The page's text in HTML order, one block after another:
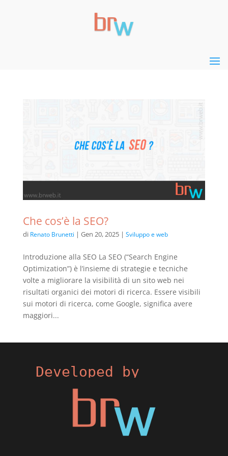
Che cos’è la SEO?
di Renato Brunetti | Gen 20, 2025| Sviluppo e web
Introduzione alla SEO La SEO (“Search Engine
Optimization”) è l’insieme di strategie e tecniche
volte a migliorare la visibilità di un sito web nei
risultati organici dei motori di ricerca. Essere visibili
sui motori di ricerca, come Google, significa avere
maggiori...
Developed by